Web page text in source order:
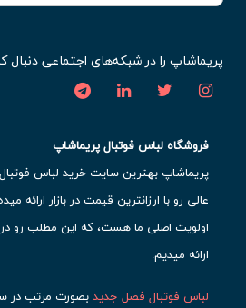
پریماشاپ را در شبکه‌های اجتماعی دنبال
فروشگاه لباس فوتبال پریماشاپ
پریماشاپ بهترین سایت خرید لباس
عالی رو با ارزانترین قیمت در بازار
اولویت اصلی ما هست، که این مطلب رو
ارائه میدیم.
لباس فوتبال فصل جدیدبصورت مرتب در